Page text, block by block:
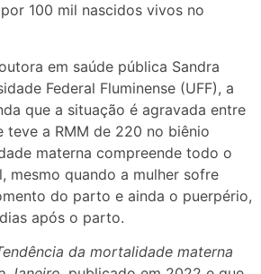
100 mil nascidos vivos no
em saúde pública Sandra
Federal Fluminense (UFF), a
que a situação é agravada entre
teve a RMM de 220 no biênio
materna compreende todo o
mesmo quando a mulher sofre
do parto e ainda o puerpério,
após o parto.
da mortalidade materna